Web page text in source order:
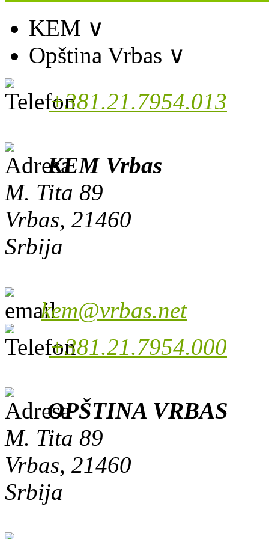
KEM ∨
Opština Vrbas ∨
+381.21.7954.013
KEM Vrbas
M. Tita 89
Vrbas, 21460
Srbija
kem@vrbas.net
+381.21.7954.000
OPŠTINA VRBAS
M. Tita 89
Vrbas, 21460
Srbija